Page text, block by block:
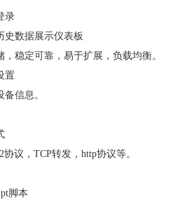
录
史数据展示仪表板
稳定可靠，易于扩展，负载均衡。
置
信息。
议，TCP转发，http协议等。
脚本